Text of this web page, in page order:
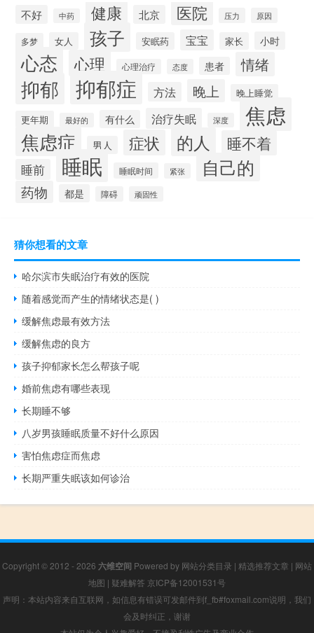
不好 中药 健康 北京 医院 压力 原因
多梦 女人 孩子 安眠药 宝宝 家长 小时
心态 心理 心理治疗 态度 患者 情绪
抑郁 抑郁症 方法 晚上
晚上睡觉
更年期
最好的 有什么 治疗失眠 深度 焦虑
焦虑症 男人 症状 的人 睡不着
睡前 睡眠 睡眠时间 紧张 自己的
药物 都是 障碍 顽固性
猜你想看的文章
哈尔滨市失眠治疗有效的医院
随着感觉而产生的情绪状态是( )
缓解焦虑最有效方法
缓解焦虑的良方
孩子抑郁家长怎么帮孩子呢
婚前焦虑有哪些表现
长期睡不够
八岁男孩睡眠质量不好什么原因
害怕焦虑症而焦虑
长期严重失眠该如何诊治
Copyright © 2012 - 2026 六维空间 Powered by 网站分类目录 | 精选推荐文章 | 网站
地图 | 疑难解答 京ICP备12001531号
声明：本站内容来自互联网，如信息有错误可发邮件到f_fb#foxmail.com说明，我们
会及时纠正，谢谢